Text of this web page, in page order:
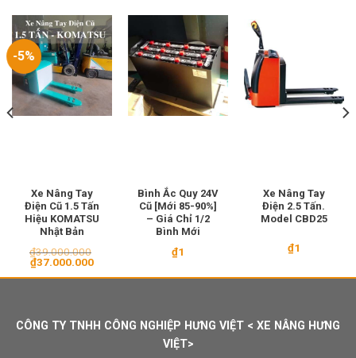
-5%
Xe Nâng Tay
Điện Cũ 1.5 Tấn
Hiệu KOMATSU
Nhật Bản
₫39.000.000
Giá
gốc
là:
₫37.000.000Giá
tại
Bình Ắc Quy 24V
Cũ [Mới 85-90%]
– Giá Chỉ 1/2
Bình Mới
₫1
Xe Nâng Tay
Điện 2.5 Tấn.
Model CBD25
₫1
CÔNG TY TNHH CÔNG NGHIỆP HƯNG VIỆT < XE NÂNG HƯNG
VIỆT>